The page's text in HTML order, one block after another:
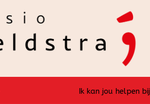
Ik kan jou helpen bij